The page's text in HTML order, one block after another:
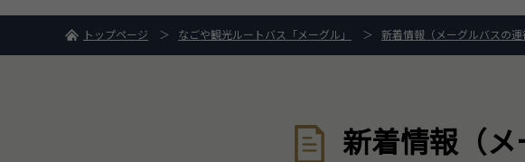
トップページ なごや観光ルートバス「メーグル」 新着情報（メーグルバスの運
新着情報（メ